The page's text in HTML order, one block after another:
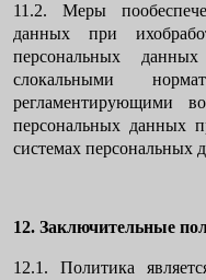
11.2. Меры
данных при
персональных данных
слокальными
регламентирующими
персональных данных
системах персональных
12. Заключительные
12.1. Политика